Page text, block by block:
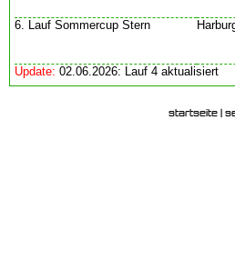
6. Lauf Sommercup Stern
Update: 02.06.2026: Lauf 4 aktualisiert
startseite